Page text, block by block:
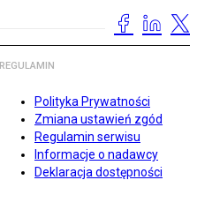
REGULAMIN
Polityka Prywatności
Zmiana ustawień zgód
Regulamin serwisu
Informacje o nadawcy
Deklaracja dostępności